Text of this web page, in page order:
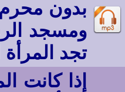
بدون
ومسجد
تجد
إذا كانت